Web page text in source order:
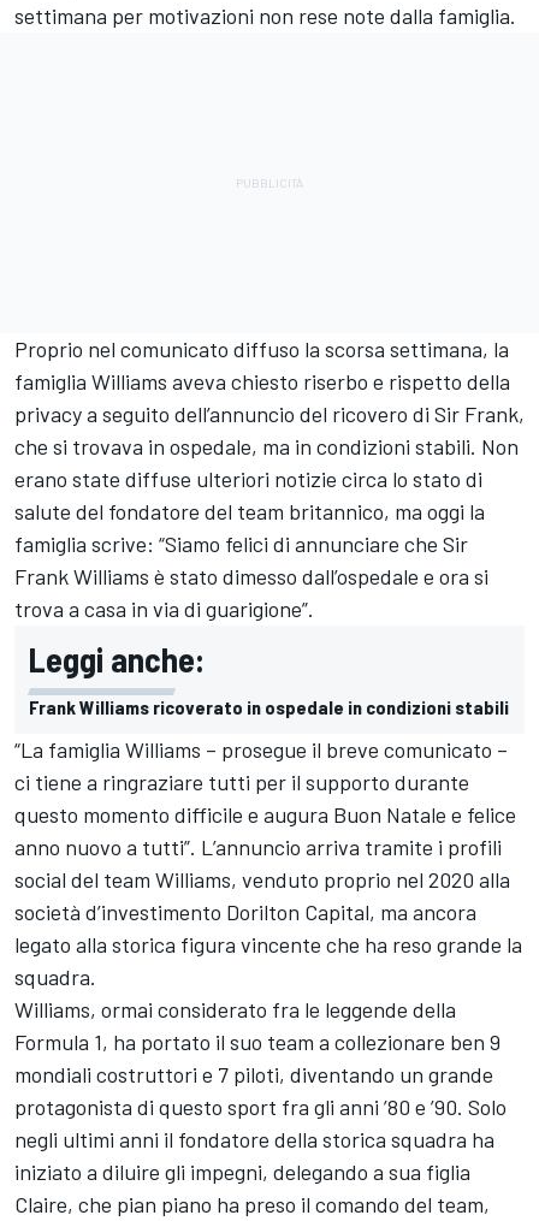
settimana per motivazioni non rese note dalla famiglia.
Proprio nel comunicato diffuso la scorsa settimana, la
famiglia Williams aveva chiesto riserbo e rispetto della
privacy a seguito dell’annuncio del ricovero di Sir Frank,
che si trovava in ospedale, ma in condizioni stabili. Non
erano state diffuse ulteriori notizie circa lo stato di
salute del fondatore del team britannico, ma oggi la
famiglia scrive: “Siamo felici di annunciare che Sir
Frank Williams è stato dimesso dall’ospedale e ora si
trova a casa in via di guarigione”.
Leggi anche:
Frank Williams ricoverato in ospedale in condizioni stabili
“La famiglia Williams – prosegue il breve comunicato –
ci tiene a ringraziare tutti per il supporto durante
questo momento difficile e augura Buon Natale e felice
anno nuovo a tutti”. L’annuncio arriva tramite i profili
social del team Williams, venduto proprio nel 2020 alla
società d’investimento Dorilton Capital, ma ancora
legato alla storica figura vincente che ha reso grande la
squadra.
Williams, ormai considerato fra le leggende della
Formula 1, ha portato il suo team a collezionare ben 9
mondiali costruttori e 7 piloti, diventando un grande
protagonista di questo sport fra gli anni ’80 e ’90. Solo
negli ultimi anni il fondatore della storica squadra ha
iniziato a diluire gli impegni, delegando a sua figlia
Claire, che pian piano ha preso il comando del team,